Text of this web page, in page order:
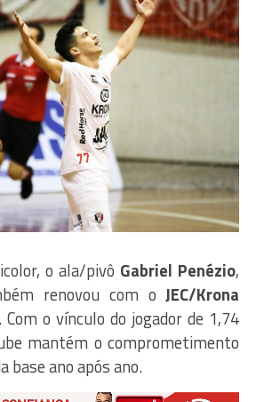
o ala/pivô Gabriel Penézio,
renovou com oJEC/Krona
o vínculo do jogador de 1,74
mantém o comprometimento
base ano após ano.